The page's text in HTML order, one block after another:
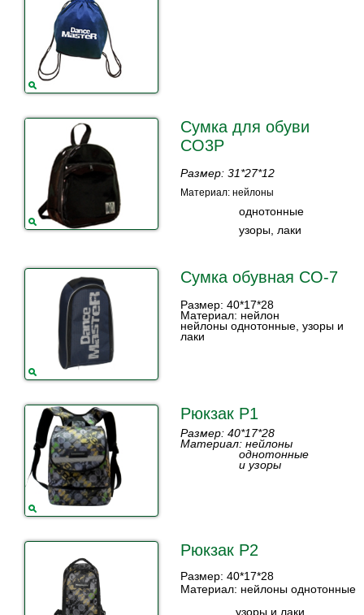
Сумка для обуви
СО3Р
Размер: 31*27*12
Материал: нейлоны
однотонные
узоры, лаки
Сумка обувная СО-7
Размер: 40*17*28
Материал: нейлон
нейлоны однотонные, узоры и
лаки
Рюкзак Р1
Размер: 40*17*28
Материал: нейлоны
однотонные
и узоры
Рюкзак Р2
Размер: 40*17*28
Материал: нейлоны однотонные
узоры и лаки